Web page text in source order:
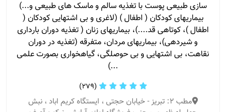
سازی طبیعی پوست با تغذیه سالم و ماسک های طبیعی و...)
بیماریهای کودکان ( اطفال ) (لاغری و بی اشتهایی کودکان (
اطفال )، کوتاهی قد....)، بیماریهای زنان ( تغذیه دوران بارداری
و شیردهی)، بیماریهای مردان، متفرقه (تغذیه در دوران
نقاهت، بی اشتهایی و بی حوصلگی، گیاهخواری بصورت علمی
...)
(279)
مطب 2: تبریز - خیابان حجتی ، ایستگاه کریم اباد ، نبش